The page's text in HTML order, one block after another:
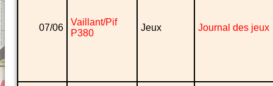
07/06
Vaillant/Pif
P380
Jeux Journal des jeux